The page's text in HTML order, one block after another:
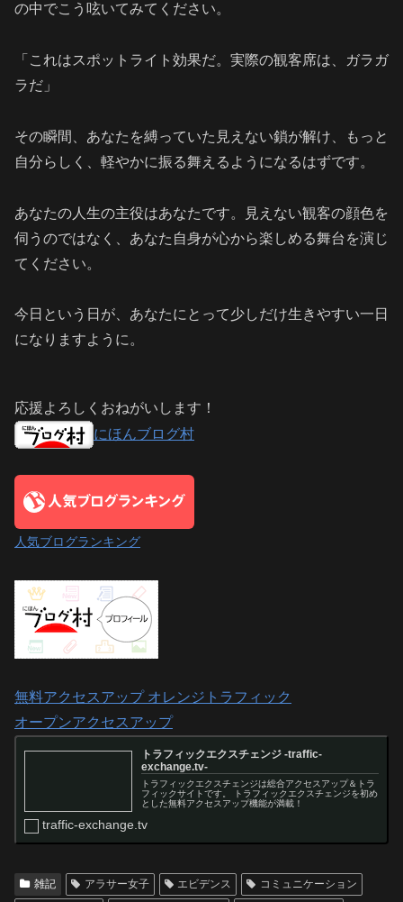
の中でこう呟いてみてください。
「これはスポットライト効果だ。実際の観客席は、ガラガ
ラだ」
その瞬間、あなたを縛っていた見えない鎖が解け、もっと
自分らしく、軽やかに振る舞えるようになるはずです。
あなたの人生の主役はあなたです。見えない観客の顔色を
伺うのではなく、あなた自身が心から楽しめる舞台を演じ
てください。
今日という日が、あなたにとって少しだけ生きやすい一日
になりますように。
応援よろしくおねがいします！
にほんブログ村
人気ブログランキング
無料アクセスアップ オレンジトラフィック
オープンアクセスアップ
トラフィックエクスチェンジ -traffic-
exchange.tv-
トラフィックエクスチェンジは総合アクセスアップ＆トラ
フィックサイトです。 トラフィックエクスチェンジを初め
とした無料アクセスアップ機能が満載！
traffic-exchange.tv
雑記 アラサー女子 エビデンス
コミュニケーション